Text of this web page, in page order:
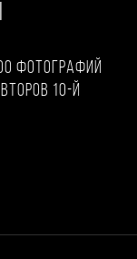
фотографий
10-й